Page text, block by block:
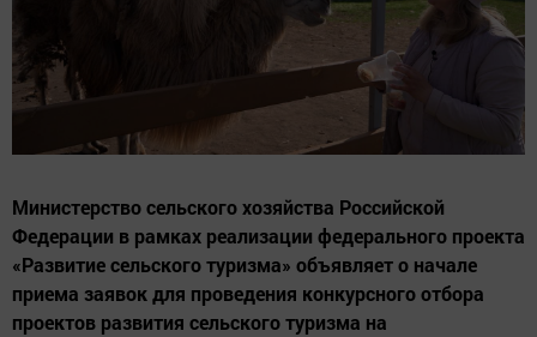
Министерство сельского хозяйства Российской
Федерации в рамках реализации федерального проекта
«Развитие сельского туризма» объявляет о начале
приема заявок для проведения конкурсного отбора
проектов развития сельского туризма на